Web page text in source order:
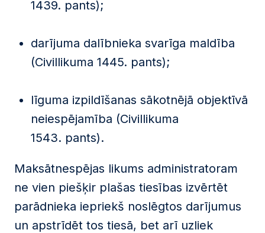
1439. pants);
darījuma dalībnieka svarīga maldība
(Civillikuma 1445. pants);
līguma izpildīšanas sākotnējā objektīvā
neiespējamība (Civillikuma
1543. pants).
Maksātnespējas likums administratoram
ne vien piešķir plašas tiesības izvērtēt
parādnieka iepriekš noslēgtos darījumus
un apstrīdēt tos tiesā, bet arī uzliek